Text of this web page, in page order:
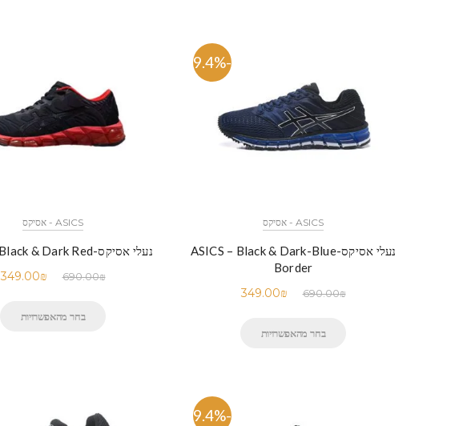
ASICS - אסיקס
נעלי אסיקס-ASICS – Black & Dark Red
690.00₪
349.00₪
בחר מהאפשרויות
-49.4%
ASICS - אסיקס
נעלי אסיקס-ASICS – Black & Dark-Blue
Border
690.00₪
349.00₪
בחר מהאפשרויות
-49.4%